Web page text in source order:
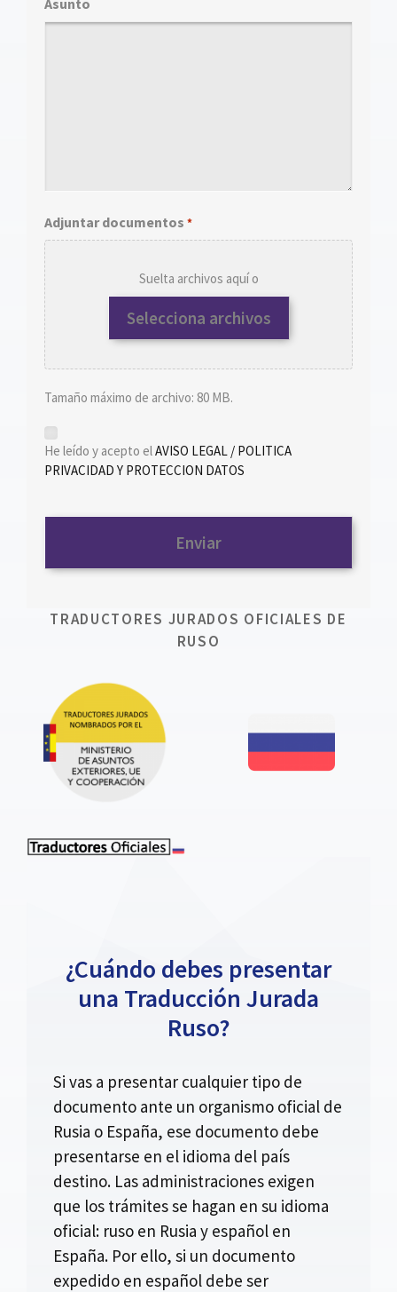
Adjuntar documentos *
Suelta archivos aquí o
Selecciona archivos
Tamaño máximo de archivo: 80 MB.
He leído y acepto elAVISO LEGAL / POLITICA
PRIVACIDAD Y PROTECCION DATOS
TRADUCTORES JURADOS OFICIALES DE
RUSO
¿Cuándo debes presentar
una Traducción Jurada
Ruso?
Si vas a presentar cualquier tipo de
documento ante un organismo oficial de
Rusia o España, ese documento debe
presentarse en el idioma del país
destino. Las administraciones exigen
que los trámites se hagan en su idioma
oficial: ruso en Rusia y español en
España. Por ello, si un documento
expedido en español debe ser